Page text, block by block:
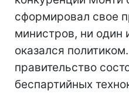
сформировал свое
министров, ни один
оказался
правительство
беспартийных